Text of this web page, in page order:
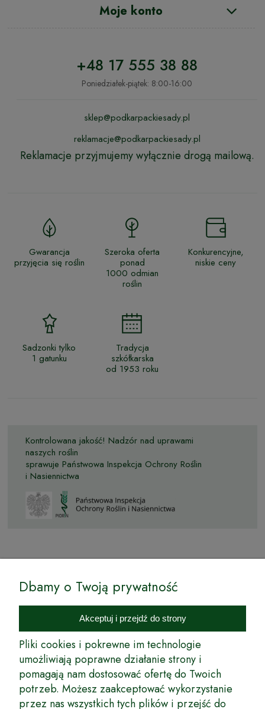
Moje konto
+48 17 555 38 88
Poniedziałek-piątek: 8:00-16:00
sklep@podkarpackiesady.pl
reklamacje@podkarpackiesady.pl
Reklamacje przyjmujemy wyłącznie drogą mailową.
Gwarancja
przyjęcia się roślin
Szeroka oferta
ponad
1000 odmian
roślin
Konkurencyjne,
niskie ceny
Sadzonki tylko
1 gatunku
Tradycja
szkółkarska
od 1953 roku
Kontrolowana jakość! Nadzór nad uprawami
naszych roślin
sprawuje Państwowa Inspekcja Ochrony Roślin
i Nasiennictwa
Internetowy Sklep Ogrodniczy Podkarpackie Sady to inicjatywa
podkarpackich szkółkarzy, której zamierzeniem jest wprowadzenie na
rynek wysokiej jakości drzewek owocowych, drzewek ozdobnych oraz
innych produktów pozwalających na uprawianie zarówno małych, jak
i dużych sadów oraz ogrodów.
Wspólnie stworzyliśmy dla Państwa kompleksową ofertę - wspaniałe
produkty, dary ziemi ze szkółek drzewek ozdobnych i owocowych,
których tradycje sięgają roku 1953. Drzewka produkowane są
Dbamy o Twoją prywatność
Akceptuj i przejdź do strony
Pliki cookies i pokrewne im technologie
umożliwiają poprawne działanie strony i
pomagają nam dostosować ofertę do Twoich
potrzeb. Możesz zaakceptować wykorzystanie
przez nas wszystkich tych plików i przejść do